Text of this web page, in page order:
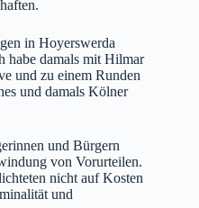
in Hoyerswerda
habe damals mit Hilmar
und zu einem Runden
und damals Kölner
und Bürgern
von Vorurteilen.
nicht auf Kosten
und